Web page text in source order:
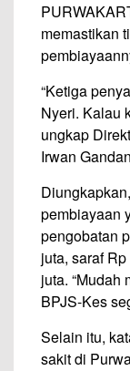
memastikan
“Ketiga
Nyeri. Kalau
ungkap
Irwan
pembiayaan
pengobatan
juta, saraf
juta. “Mudah
BPJS-Kes
Selain itu,
sakit di